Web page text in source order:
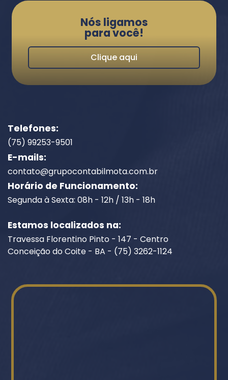
Nós ligamos
para você!
Clique aqui
Telefones:
(75) 99253-9501
E-mails:
contato@grupocontabilmota.com.br
Horário de Funcionamento:
Segunda à Sexta: 08h - 12h / 13h - 18h
Estamos localizados na:
Travessa Florentino Pinto - 147 - Centro
Conceição do Coite - BA - (75) 3262-1124